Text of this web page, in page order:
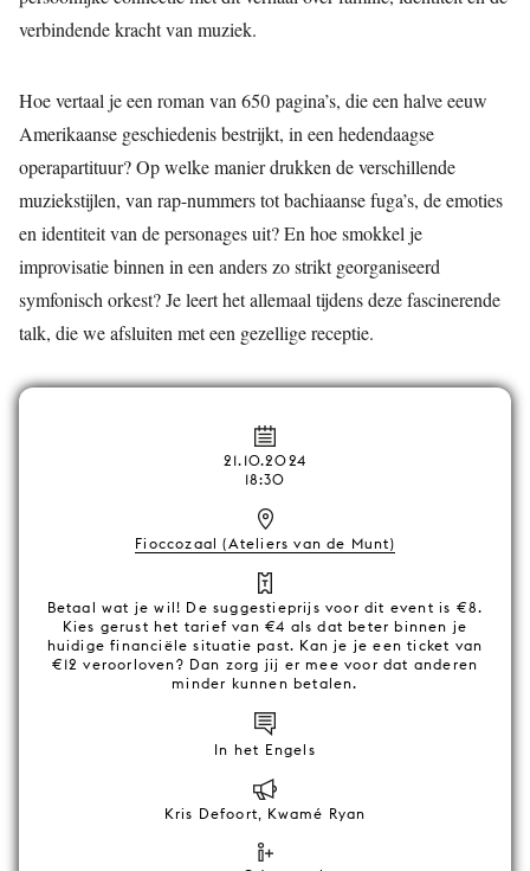
verbindende kracht van muziek.
Hoe vertaal je een roman van 650 pagina’s, die een halve eeuw
Amerikaanse geschiedenis bestrijkt, in een hedendaagse
operapartituur? Op welke manier drukken de verschillende
muziekstijlen, van rap-nummers tot bachiaanse fuga’s, de emoties
en identiteit van de personages uit? En hoe smokkel je
improvisatie binnen in een anders zo strikt georganiseerd
symfonisch orkest? Je leert het allemaal tijdens deze fascinerende
talk, die we afsluiten met een gezellige receptie.
21.10.2024
18:30
Fioccozaal (Ateliers van de Munt)
Betaal wat je wil! De suggestieprijs voor dit event is €8.
Kies gerust het tarief van €4 als dat beter binnen je
huidige financiële situatie past. Kan je je een ticket van
€12 veroorloven? Dan zorg jij er mee voor dat anderen
minder kunnen betalen.
In het Engels
Kris Defoort, Kwamé Ryan